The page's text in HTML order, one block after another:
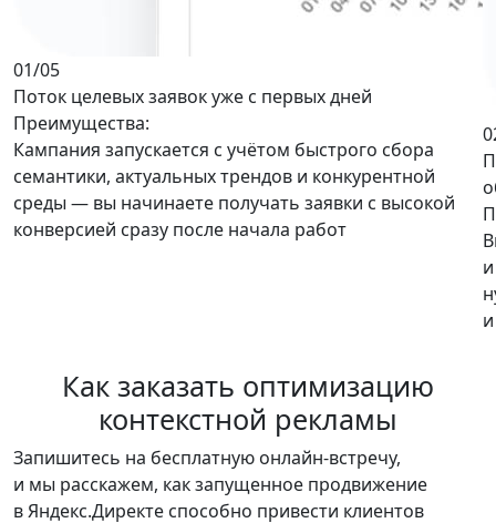
01/05
Поток целевых заявок уже с первых дней
Преимущества:
Кампания запускается с учётом быстрого сбора
семантики, актуальных трендов и конкурентной
среды — вы начинаете получать заявки с высокой
конверсией сразу после начала работ
Как заказать оптимизацию
контекстной рекламы
Запишитесь на бесплатную онлайн-встречу,
и мы расскажем, как запущенное продвижение
в Яндекс.Директе способно привести клиентов